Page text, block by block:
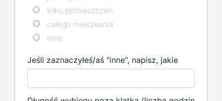
kilku pomieszczeń
całego mieszkania
inne
Jeśli zaznaczyłeś/aś "inne", napisz, jakie